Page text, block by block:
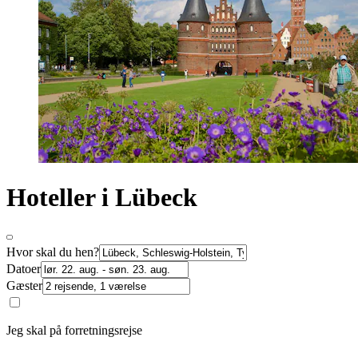
Hoteller i Lübeck
Hvor skal du hen?
Datoer
Gæster
Jeg skal på forretningsrejse